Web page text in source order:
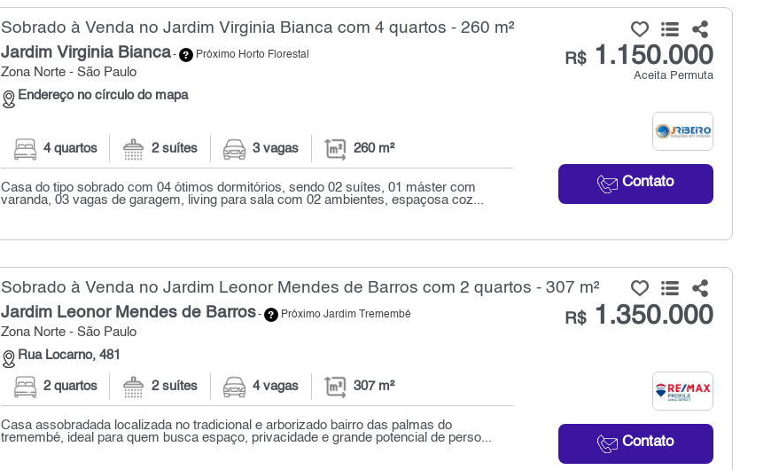
Sobrado à Venda no Jardim Virginia Bianca com 4 quartos - 260 m²
Jardim Virginia Bianca- Próximo Horto Florestal
Zona Norte - São Paulo
Endereço no círculo do mapa
R$1.150.000
Aceita Permuta
Contato
4 quartos 2 suítes 3 vagas 260 m²
Casa do tipo sobrado com 04 ótimos dormitórios, sendo 02 suítes, 01 máster com
varanda, 03 vagas de garagem, living para sala com 02 ambientes, espaçosa coz...
Sobrado à Venda no Jardim Leonor Mendes de Barros com 2 quartos - 307 m²
Jardim Leonor Mendes de Barros- Próximo Jardim Tremembé
Zona Norte - São Paulo
Rua Locarno, 481
R$1.350.000
Contato
2 quartos 2 suítes 4 vagas 307 m²
Casa assobradada localizada no tradicional e arborizado bairro das palmas do
tremembé, ideal para quem busca espaço, privacidade e grande potencial de perso...